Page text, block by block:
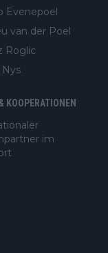
Evenepoel
van der Poel
Roglic
Nys
KOOPERATIONEN
im